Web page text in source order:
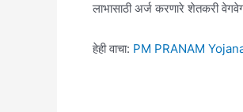
लाभासाठी अर्ज करणारे शेतकरी
हेही वाचा: PM PRANAM Yojana